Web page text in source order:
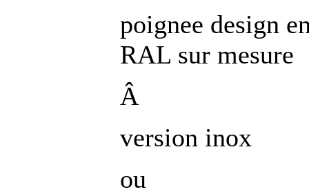
poignee design
RAL sur mesure
Â
version inox
ou